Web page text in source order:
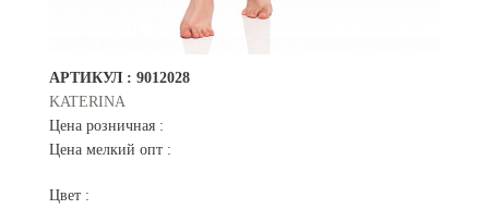
АРТИКУЛ : 9012028
KATERINA
Цена розничная :
Цена мелкий опт :
Цвет :